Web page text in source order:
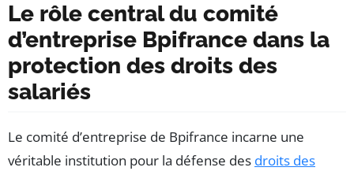
Le rôle central du comité
d’entreprise Bpifrance dans la
protection des droits des
salariés
Le comité d’entreprise de Bpifrance incarne une
véritable institution pour la défense des droits des